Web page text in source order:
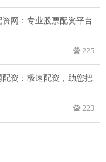
网：专业股票配资平台
225
资：极速配资，助您把
223